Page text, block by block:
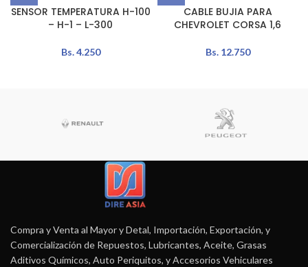
SENSOR TEMPERATURA H-100
– H-1 – L-300
Bs.4.250
CABLE BUJIA PARA
CHEVROLET CORSA 1,6
Bs.12.750
Compra y Venta al Mayor y Detal, Importación, Exportación, y
Comercialización de Repuestos, Lubricantes, Aceite, Grasas
Aditivos Químicos, Auto Periquitos, y Accesorios Vehiculares